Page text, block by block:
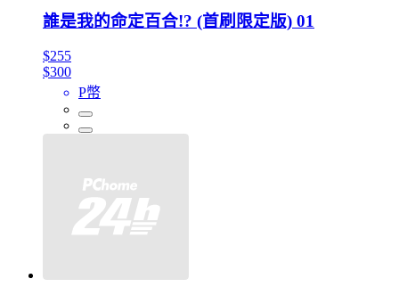
誰是我的命定百合!? (首刷限定版) 01
$255
$300
P幣